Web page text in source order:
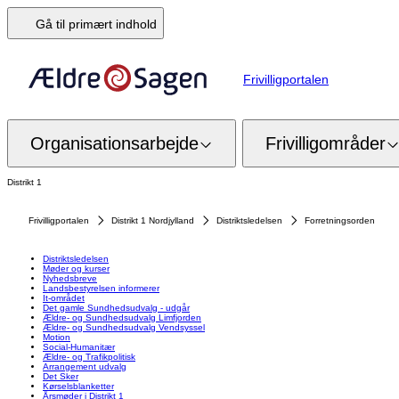
Gå til primært indhold
Frivilligportalen
Organisationsarbejde Frivilligområder
Distrikt 1
Frivilligportalen Distrikt 1 Nordjylland Distriktsledelsen Forretningsorden
Distriktsledelsen
Møder og kurser
Nyhedsbreve
Landsbestyrelsen informerer
It-området
Det gamle Sundhedsudvalg - udgår
Ældre- og Sundhedsudvalg Limfjorden
Ældre- og Sundhedsudvalg Vendsyssel
Motion
Social-Humanitær
Ældre- og Trafikpolitisk
Arrangement udvalg
Det Sker
Kørselsblanketter
Årsmøder i Distrikt 1